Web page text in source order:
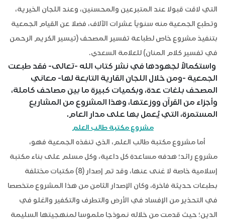
التي لاقت قبولا عند المتبرعين والمحسنين، وعند اللجان الخيرية،
وتطبع الجمعية منه سنوياً عشرات الآلاف، فضلا عن القيام الجمعية
بتنفيذ مشروع خاص لطباعة تفسير المصحف (تيسير الكريم الرحمن
في تفسير كلام المنان) للعلامة السعدي.
واستكمالاً لجهودها في نشر كتاب الله -تعالى- فقد طبعت
الجمعية -ومن خلال اللجان القارية التابعة لها- معاني
المصحف بلغات عدة، وبكميات كبيرة ما بين مصاحف كاملة،
وأجزاء من القرآن ووزعتها، وهذا المشروع من المشاريع
المستمرة، التي يُعمل بها على مدار العام.
مشروع مكتبة طالب العلم
أما مشروع مكتبة طالب العلم، الذي تنفذه الجمعية فهو،
مشروع رائد؛ هدفه مساعدة كل داعية، وكل مسلم على بناء مكتبة
إسلامية خاصة لا غنى عنها، وقد تم إصدار (8) مكتبات مختلفة
بطبعات حديثة فاخرة، وكان الإصدار الثامن من هذا المشروع متخصصا
في التحذير من الإفساد في الأرض والتطرف والتكفير والغلو في
الدين؛ حيث قدمت من خلاله نموذجا ملموسا لمنهجيتها السليمة